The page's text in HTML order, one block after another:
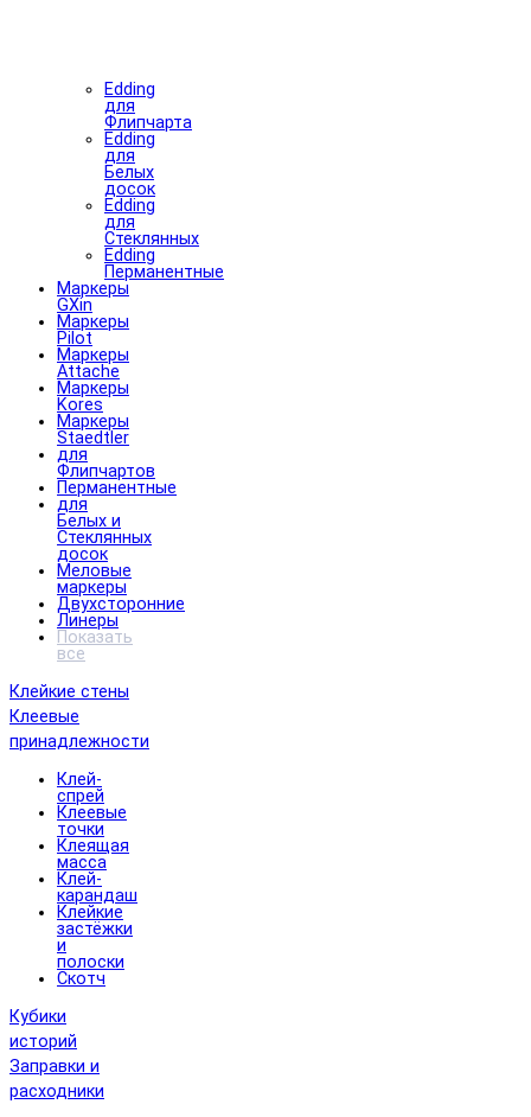
Edding
для
Флипчарта
Edding
для
Белых
досок
Edding
для
Стеклянных
Edding
Перманентные
Маркеры
GXin
Маркеры
Pilot
Маркеры
Attache
Маркеры
Kores
Маркеры
Staedtler
для
Флипчартов
Перманентные
для
Белых и
Стеклянных
досок
Меловые
маркеры
Двухсторонние
Линеры
Показать
все
Клейкие стены
Клеевые
принадлежности
Клей-
спрей
Клеевые
точки
Клеящая
масса
Клей-
карандаш
Клейкие
застёжки
и
полоски
Скотч
Кубики
историй
Заправки и
расходники